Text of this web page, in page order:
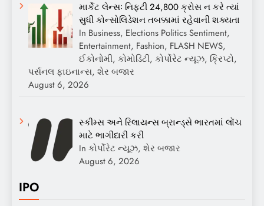
માર્કેટ લેન્સઃ નિફ્ટી 24,800 ક્રોસ ન કરે ત્યાં
સુધી કોન્સોલિડેશન તબક્કામાં રહેવાની શક્યતા
In Business, Elections Politics Sentiment,
Entertainment, Fashion, FLASH NEWS,
ઈકોનોમી, કોમોડિટી, કોર્પોરેટ ન્યૂઝ, ક્રિપ્ટો,
પર્સનલ ફાઇનાન્સ, શેર બજાર
August 6, 2026
સ્કીમ્સ અને રિલાયન્સ બ્રાન્ડ્સે ભારતમાં લોંચ
માટે ભાગીદારી કરી
In કોર્પોરેટ ન્યૂઝ, શેર બજાર
August 6, 2026
IPO